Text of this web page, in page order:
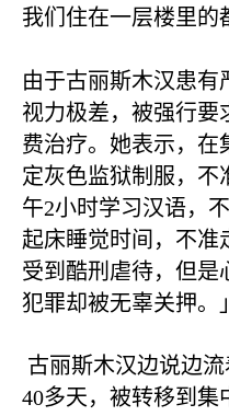
我们住在一层楼里的
由于古丽斯木汉患有
视力极差，被强行要
费治疗。她表示，在
定灰色监狱制服，不
午2小时学习汉语，
起床睡觉时间，不准
受到酷刑虐待，但是
犯罪却被无辜关押。」
古丽斯木汉边说边
40多天，被转移到集